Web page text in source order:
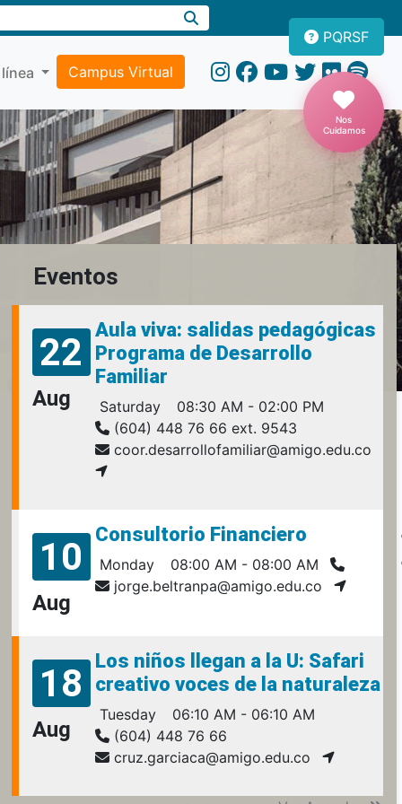
Campus Virtual
PQRSF
Nos
Cuidamos
Eventos
22
Aug
Aula viva: salidas pedagógicas
Programa de Desarrollo
Familiar
Saturday
08:30 AM - 02:00 PM
(604) 448 76 66 ext. 9543
coor.desarrollofamiliar@amigo.edu.co
10
Aug
Consultorio Financiero
Monday
08:00 AM - 08:00 AM
jorge.beltranpa@amigo.edu.co
18
Aug
Los niños llegan a la U: Safari
creativo voces de la naturaleza
Tuesday
06:10 AM - 06:10 AM
(604) 448 76 66
cruz.garciaca@amigo.edu.co